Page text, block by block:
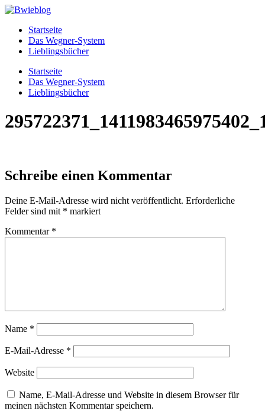
Zum
wechselnStartseite
Das Wegner-System
Lieblingsbücher
Menü
Startseite
Das Wegner-System
Lieblingsbücher
Schreibe einen Kommentar
Deine E-Mail-Adresse wird nicht veröffentlicht. Erforderliche
Felder sind mit * markiert
Kommentar *
Name *
E-Mail-Adresse *
Website
Name, E-Mail-Adresse und Website in diesem Browser für
meinen nächsten Kommentar speichern.